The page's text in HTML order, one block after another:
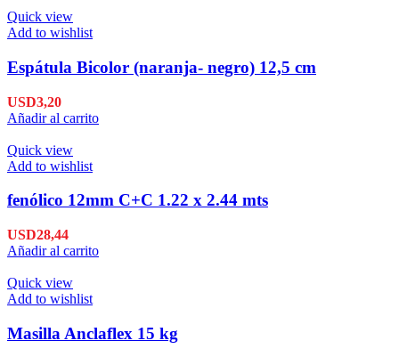
Quick view
Add to wishlist
Espátula Bicolor (naranja- negro) 12,5 cm
USD3,20
Añadir al carrito
Quick view
Add to wishlist
fenólico 12mm C+C 1.22 x 2.44 mts
USD28,44
Añadir al carrito
Quick view
Add to wishlist
Masilla Anclaflex 15 kg